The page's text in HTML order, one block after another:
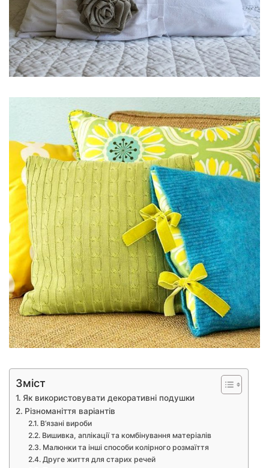
Зміст
Як використовувати декоративні подушки
Різноманіття варіантів
В’язані вироби
Вишивка, аплікації та комбінування матеріалів
Малюнки та інші способи колірного розмаїття
Друге життя для старих речей